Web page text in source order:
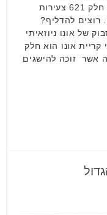
במתמטיקה בבאת' באנגליה ולקחו בה חלק 621 צעירות
העולם. רוצים להדליף?
של אונו ניוזאיתי
קריית אונו הוא חלק
אשר זוכה להישגים